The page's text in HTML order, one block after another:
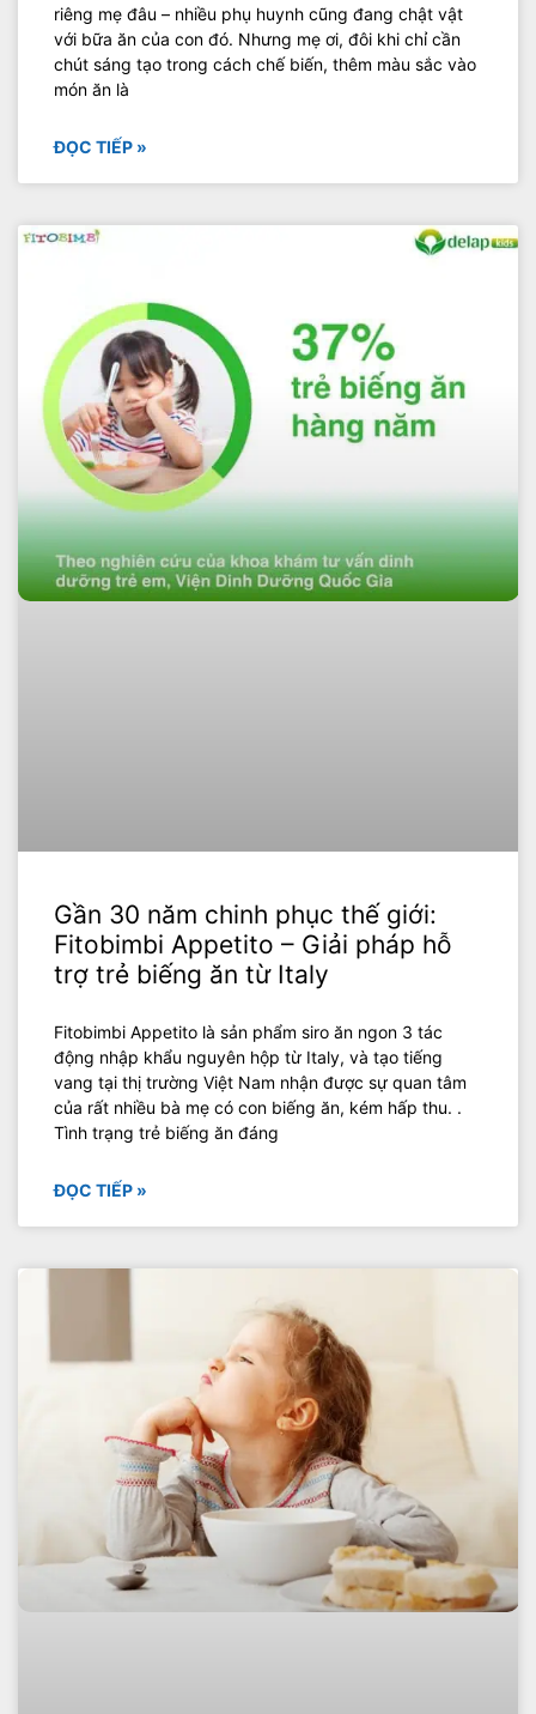
riêng mẹ đâu – nhiều phụ huynh cũng đang chật vật
với bữa ăn của con đó. Nhưng mẹ ơi, đôi khi chỉ cần
chút sáng tạo trong cách chế biến, thêm màu sắc vào
món ăn là
ĐỌC TIẾP »
Gần 30 năm chinh phục thế giới:
Fitobimbi Appetito – Giải pháp hỗ
trợ trẻ biếng ăn từ Italy
Fitobimbi Appetito là sản phẩm siro ăn ngon 3 tác
động nhập khẩu nguyên hộp từ Italy, và tạo tiếng
vang tại thị trường Việt Nam nhận được sự quan tâm
của rất nhiều bà mẹ có con biếng ăn, kém hấp thu. .
Tình trạng trẻ biếng ăn đáng
ĐỌC TIẾP »